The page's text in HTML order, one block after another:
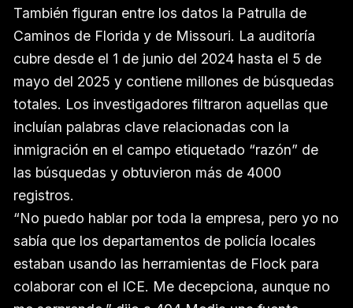
También figuran entre los datos la Patrulla de
Caminos de Florida y de Missouri. La auditoría
cubre desde el 1 de junio del 2024 hasta el 5 de
mayo del 2025 y contiene millones de búsquedas
totales. Los investigadores filtraron aquellas que
incluían palabras clave relacionadas con la
inmigración en el campo etiquetado “razón” de
las búsquedas y obtuvieron más de 4000
registros.
“No puedo hablar por toda la empresa, pero yo no
sabía que los departamentos de policía locales
estaban usando las herramientas de Flock para
colaborar con el ICE. Me decepciona, aunque no